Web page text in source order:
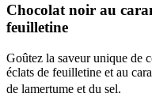
Chocolat noir au
feuilletine
Goûtez la saveur unique de
éclats de feuilletine et au
de lamertume et du sel.